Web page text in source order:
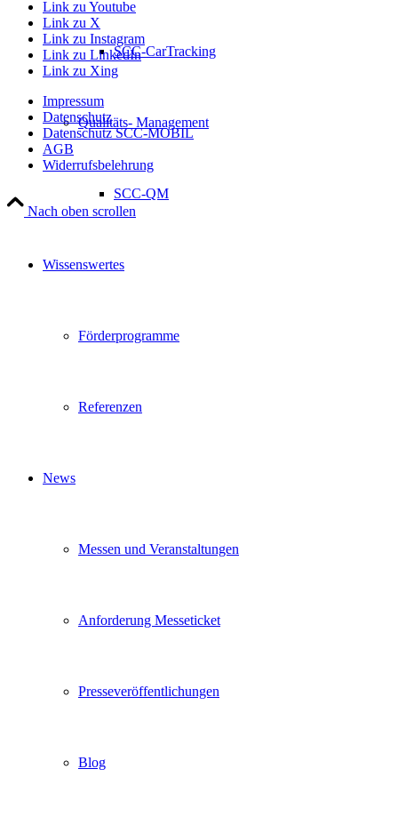
SCC-CarTracking
Qualitäts- Management
SCC-QM
Wissenswertes
Förderprogramme
Referenzen
News
Messen und Veranstaltungen
Anforderung Messeticket
Presseveröffentlichungen
Blog
Link zu Youtube
Link zu X
Link zu Instagram
Link zu LinkedIn
Link zu Xing
Impressum
Datenschutz
Datenschutz SCC-MOBIL
AGB
Widerrufsbelehrung
Nach oben scrollen